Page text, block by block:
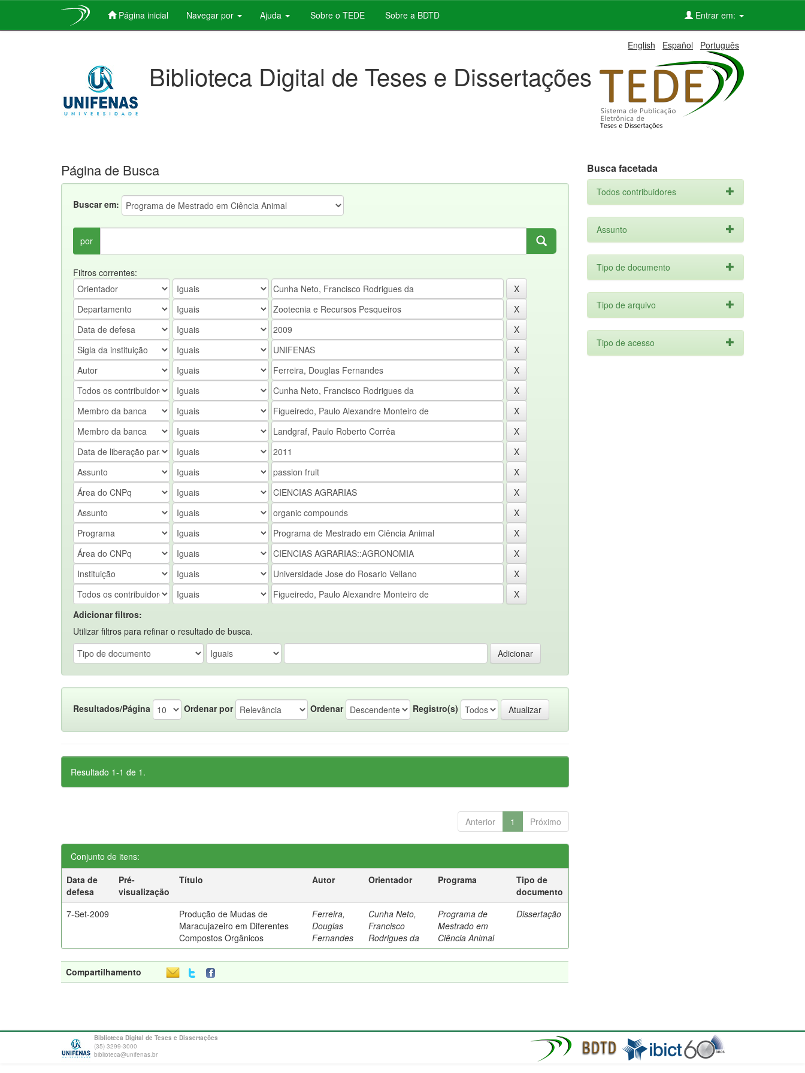
Página inicial Navegar por Ajuda Sobre o TEDE Sobre a BDTD Entrar em:
English Español Português
Biblioteca Digital de Teses e Dissertações
Página de Busca
Buscar em:
por
Filtros correntes:
Adicionar filtros:
Utilizar filtros para refinar o resultado de busca.
Resultados/Página Ordenar por Ordenar Registro(s)
Resultado 1-1 de 1.
Anterior 1 Próximo
Conjunto de itens:
Data de
defesa
Pré-
visualização
Título Autor Orientador Programa
Tipo de
documento
7-Set-2009
Produção de Mudas de
Maracujazeiro em Diferentes
Compostos Orgânicos
Ferreira,
Douglas
Fernandes
Cunha Neto,
Francisco
Rodrigues da
Programa de
Mestrado em
Ciência Animal
Dissertação
Compartilhamento
Busca facetada
Todos contribuidores
Assunto
Tipo de documento
Tipo de arquivo
Tipo de acesso
Biblioteca Digital de Teses e Dissertações
(35) 3299-3000
biblioteca@unifenas.br